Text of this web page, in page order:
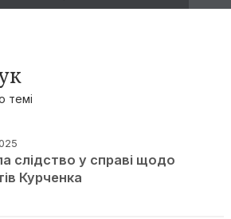
темі
слідство у справі щодо
Курченка